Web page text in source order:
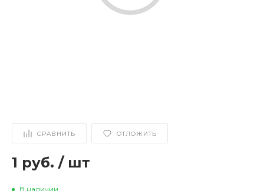
СРАВНИТЬ ОТЛОЖИТЬ
1 руб. / шт
В наличии